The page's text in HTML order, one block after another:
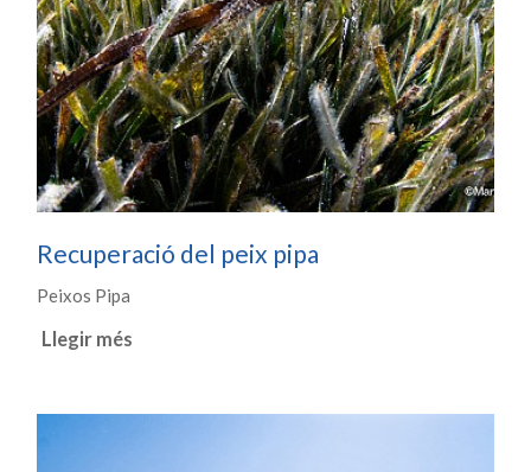
Recuperació del peix pipa
Peixos Pipa
Llegir més